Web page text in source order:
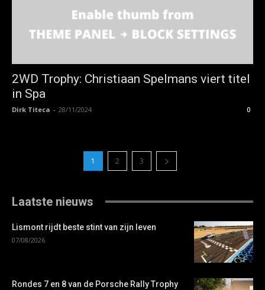
2WD Trophy: Christiaan Spelmans viert titel
in Spa
Dirk Titeca - 28/11/2024 0
1 2 3
Laatste nieuws
Lismont rijdt beste stint van zijn leven
07/08/2026
Rondes 7 en 8 van de Porsche Rally Trophy